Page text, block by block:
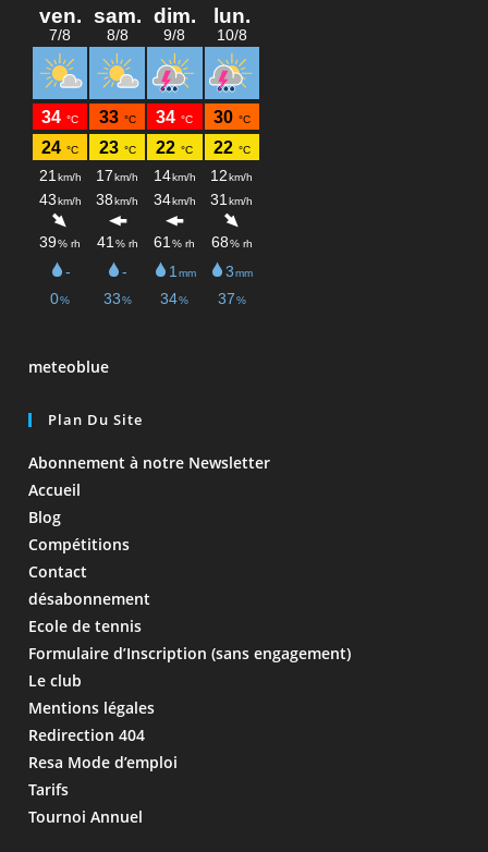
meteoblue
Plan Du Site
Abonnement à notre Newsletter
Accueil
Blog
Compétitions
Contact
désabonnement
Ecole de tennis
Formulaire d’Inscription (sans engagement)
Le club
Mentions légales
Redirection 404
Resa Mode d’emploi
Tarifs
Tournoi Annuel